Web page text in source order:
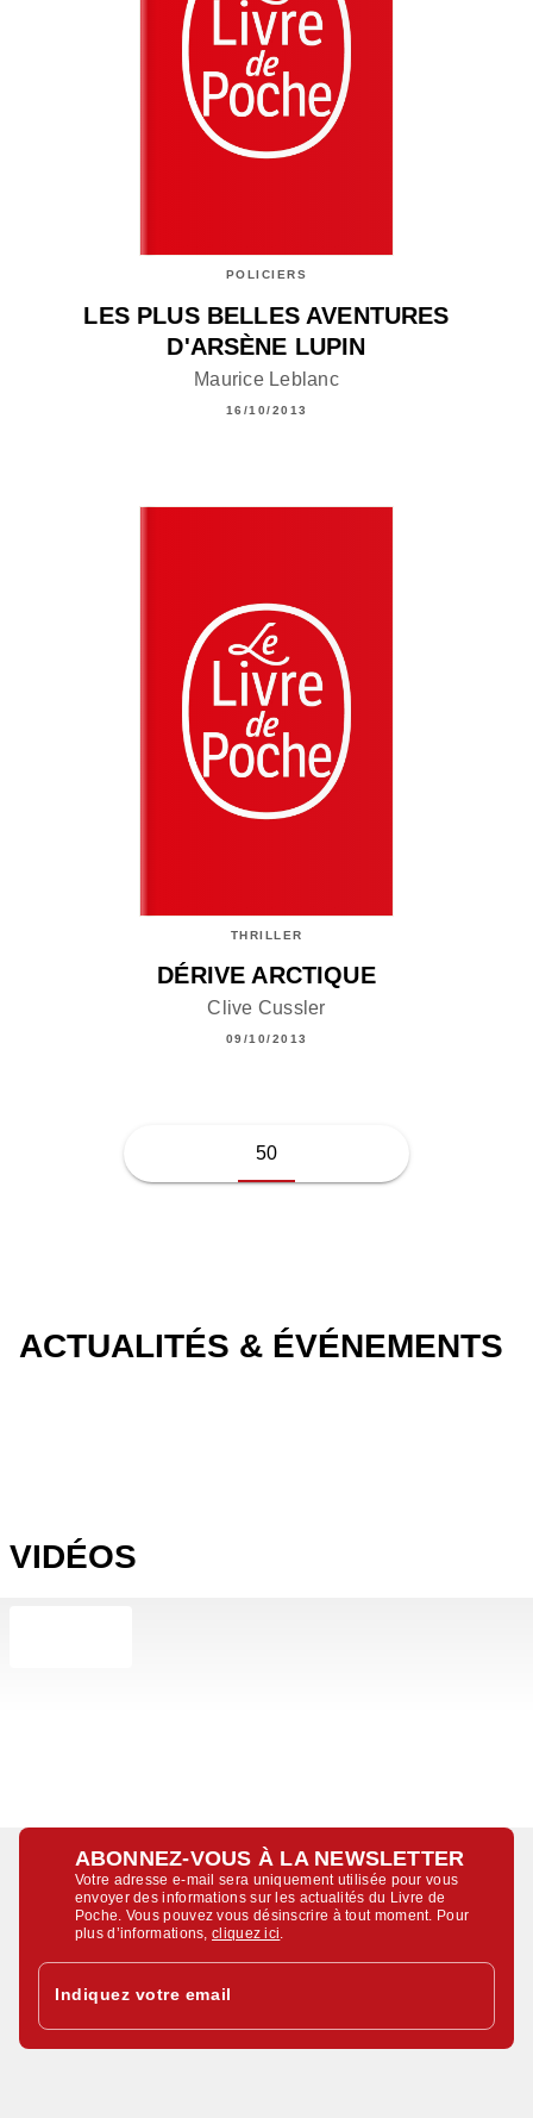
POLICIERS
LES PLUS BELLES AVENTURES
D'ARSÈNE LUPIN
Maurice Leblanc
16/10/2013
THRILLER
DÉRIVE ARCTIQUE
Clive Cussler
09/10/2013
50
ACTUALITÉS & ÉVÉNEMENTS
VIDÉOS
ABONNEZ-VOUS À LA NEWSLETTER
Votre adresse e-mail sera uniquement utilisée pour vous
envoyer des informations sur les actualités du Livre de
Poche. Vous pouvez vous désinscrire à tout moment. Pour
plus d’informations,cliquez ici
Indiquez votre email